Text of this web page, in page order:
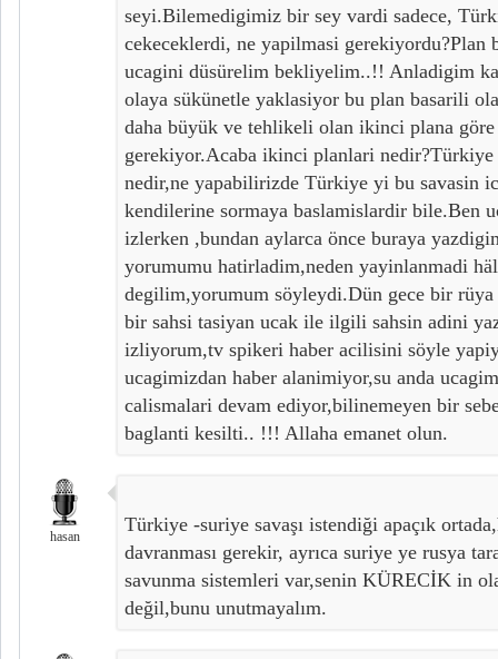
seyi.Bilemedigimiz bir sey vardi sadece,
cekeceklerdi, ne yapilmasi gerekiyordu?Plan
ucagini düsürelim bekliyelim..!! Anladigim
olaya sükünetle yaklasiyor bu plan basarili
daha büyük ve tehlikeli olan ikinci plana
gerekiyor.Acaba ikinci planlari nedir?Türkiye
nedir,ne yapabilirizde Türkiye yi bu savasin
kendilerine sormaya baslamislardir bile.Ben
izlerken ,bundan aylarca önce buraya
yorumumu hatirladim,neden yayinlanmadi
degilim,yorumum söyleydi.Dün gece bir
bir sahsi tasiyan ucak ile ilgili sahsin adini
izliyorum,tv spikeri haber acilisini söyle
ucagimizdan haber alanimiyor,su anda
calismalari devam ediyor,bilinemeyen bir
baglanti kesilti.. !!! Allaha emanet olun.
hasan
Türkiye -suriye savaşı istendiği apaçık
davranması gerekir, ayrıca suriye ye rusya
savunma sistemleri var,senin KÜRECİK in
değil,bunu unutmayalım.